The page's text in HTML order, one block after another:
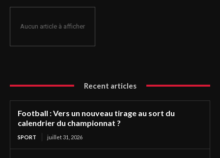
Aucun article à afficher
Recent articles
Football : Vers un nouveau tirage au sort du
calendrier du championnat ?
SPORT juillet 31, 2026